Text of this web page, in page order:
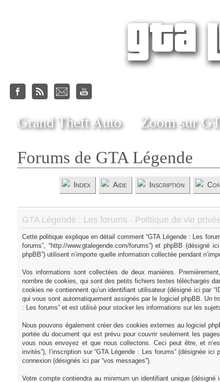
Grand Theft Auto Zoom sur
Forums de GTA Légende
Index Aide Inscription
GTA Légende : Les forums - Politique de vie
Cette politique explique en détail comment “GTA Légende : Les
forums”, “http://www.gtalegende.com/forums”) et phpBB (désigné ici
phpBB”) utilisent n’importe quelle information collectée pendant
Vos informations sont collectées de deux manières.
nombre de cookies, qui sont des petits fichiers textes téléchargés
cookies ne contiennent qu’un identifiant utilisateur (désigné ici par
qui vous sont automatiquement assignés par le logiciel phpBB. Un
: Les forums” et est utilisé pour stocker les informations sur les
Nous pouvons également créer des cookies externes au logiciel
portée du document qui est prévu pour couvrir seulement les
vous nous envoyez et que nous collectons. Ceci peut être, et
invités”), l’inscription sur “GTA Légende : Les forums” (désignée
connexion (désignés ici par “vos messages”).
Votre compte contiendra au minimum un identifiant unique